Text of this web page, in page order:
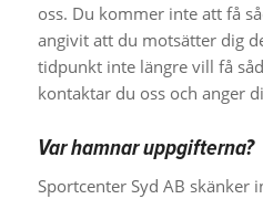
oss. Du kommer inte att få
angivit att du motsätter dig
tidpunkt inte längre vill få
kontaktar du oss och anger
Var hamnar uppgifterna?
Sportcenter Syd AB skänker